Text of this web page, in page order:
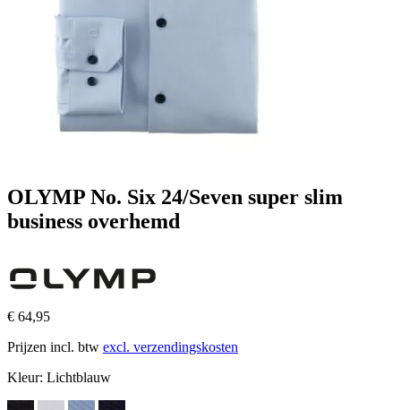
OLYMP No. Six 24/Seven super slim
business overhemd
€ 64,95
Prijzen incl. btw excl. verzendingskosten
Kleur: Lichtblauw